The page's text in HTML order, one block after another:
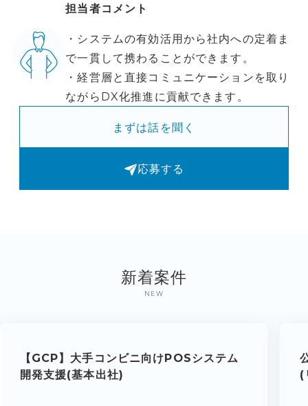
担当者コメント
・システムの有効活用から社内への定着ま
で一貫して携わることができます。
・経営層と直接コミュニケーションを取り
ながらDX化推進に貢献できます。
まずは話を聞く
応募する
新着案件
NEW
【GCP】大手コンビニ向けPOSシステム
開発支援(基本出社)
(